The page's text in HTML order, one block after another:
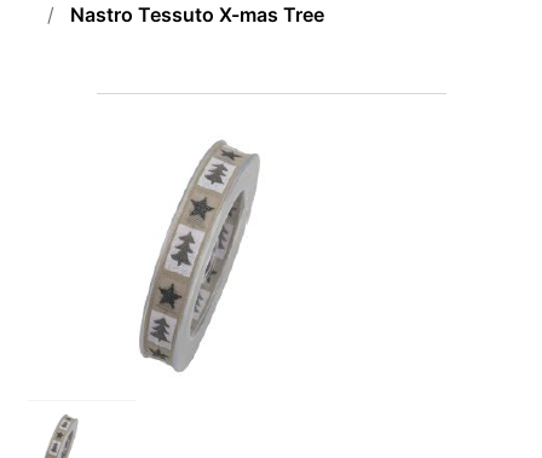
Nastro Tessuto X-mas Tree